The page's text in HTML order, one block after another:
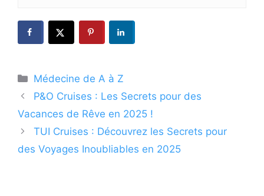
Catégories
Médecine de A à Z
P&O Cruises : Les Secrets pour des
Vacances de Rêve en 2025 !
TUI Cruises : Découvrez les Secrets pour
des Voyages Inoubliables en 2025